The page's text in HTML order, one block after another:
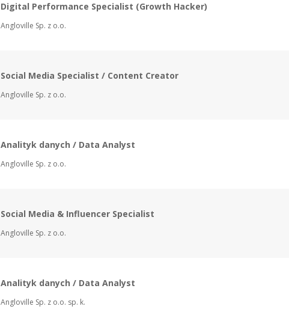
Digital Performance Specialist (Growth Hacker)
Angloville Sp. z o.o.
Social Media Specialist / Content Creator
Angloville Sp. z o.o.
Analityk danych / Data Analyst
Angloville Sp. z o.o.
Social Media & Influencer Specialist
Angloville Sp. z o.o.
Analityk danych / Data Analyst
Angloville Sp. z o.o. sp. k.